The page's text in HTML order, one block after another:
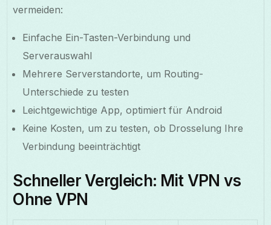
vermeiden:
Einfache Ein-Tasten-Verbindung und
Serverauswahl
Mehrere Serverstandorte, um Routing-
Unterschiede zu testen
Leichtgewichtige App, optimiert für Android
Keine Kosten, um zu testen, ob Drosselung Ihre
Verbindung beeinträchtigt
Schneller Vergleich: Mit VPN vs
Ohne VPN